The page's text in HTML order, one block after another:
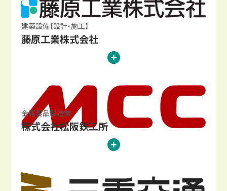
建築設備【設計・施工】
藤原工業株式会社
金属製品製造業
株式会社松阪鉄工所